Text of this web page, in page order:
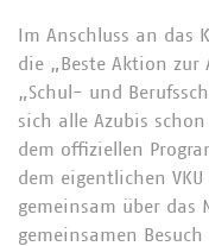
Im Anschluss an das
die „Beste Aktion zur
„Schul- und
sich alle Azubis
dem offiziellen
dem eigentlichen
gemeinsam über das
gemeinsamen